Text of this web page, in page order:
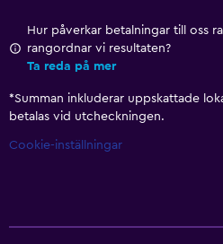
Hur påverkar betalningar till oss
rangordnar vi resultaten?
Ta reda på mer
*Summan inkluderar uppskattade
betalas vid utcheckningen.
Cookie-inställningar